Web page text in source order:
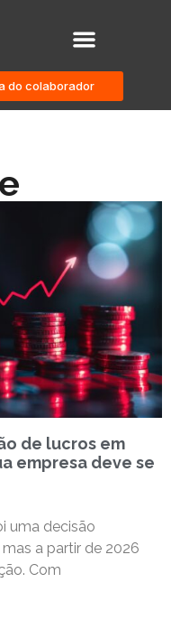
do colaborador
de lucros em
empresa deve se
uma decisão
a partir de 2026
Com